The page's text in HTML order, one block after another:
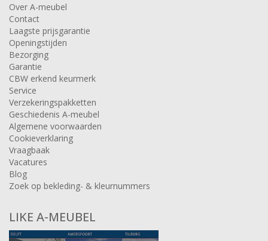
Over A-meubel
Contact
Laagste prijsgarantie
Openingstijden
Bezorging
Garantie
CBW erkend keurmerk
Service
Verzekeringspakketten
Geschiedenis A-meubel
Algemene voorwaarden
Cookieverklaring
Vraagbaak
Vacatures
Blog
Zoek op bekleding- & kleurnummers
LIKE A-MEUBEL